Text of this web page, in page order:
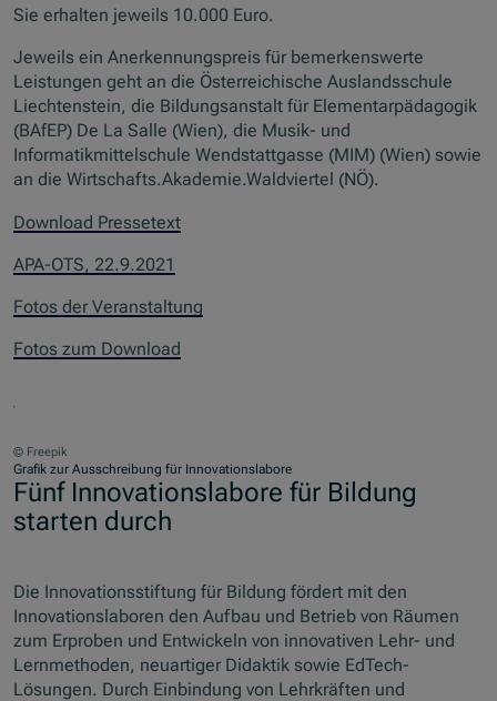
Sie erhalten jeweils 10.000 Euro.
Jeweils ein Anerkennungspreis für bemerkenswerte
Leistungen geht an die Österreichische Auslandsschule
Liechtenstein, die Bildungsanstalt für Elementarpädagogik
(BAfEP) De La Salle (Wien), die Musik- und
Informatikmittelschule Wendstattgasse (MIM) (Wien) sowie
an die Wirtschafts.Akademie.Waldviertel (NÖ).
Download Pressetext
APA-OTS, 22.9.2021
Fotos der Veranstaltung
Fotos zum Download
© Freepik
Grafik zur Ausschreibung für Innovationslabore
Fünf Innovationslabore für Bildung
starten durch
Die Innovationsstiftung für Bildung fördert mit den
Innovationslaboren den Aufbau und Betrieb von Räumen
zum Erproben und Entwickeln von innovativen Lehr- und
Lernmethoden, neuartiger Didaktik sowie EdTech-
Lösungen. Durch Einbindung von Lehrkräften und